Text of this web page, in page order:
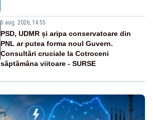
5 aug. 2026, 14:55
PSD, UDMR și aripa conservatoare din
PNL ar putea forma noul Guvern.
Consultări cruciale la Cotroceni
săptămâna viitoare - SURSE